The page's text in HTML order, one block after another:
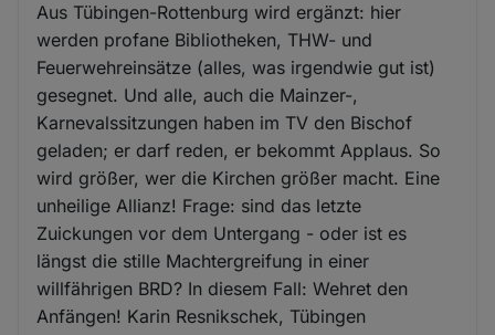
Aus Tübingen-Rottenburg wird ergänzt: hier
werden profane Bibliotheken, THW- und
Feuerwehreinsätze (alles, was irgendwie gut ist)
gesegnet. Und alle, auch die Mainzer-,
Karnevalssitzungen haben im TV den Bischof
geladen; er darf reden, er bekommt Applaus. So
wird größer, wer die Kirchen größer macht. Eine
unheilige Allianz! Frage: sind das letzte
Zuickungen vor dem Untergang - oder ist es
längst die stille Machtergreifung in einer
willfährigen BRD? In diesem Fall: Wehret den
Anfängen! Karin Resnikschek, Tübingen